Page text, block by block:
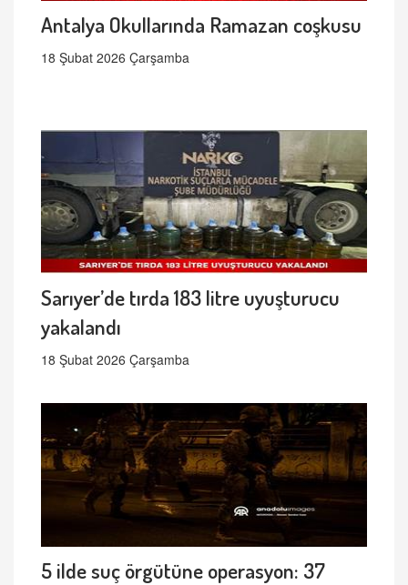
Antalya Okullarında Ramazan coşkusu
18 Şubat 2026 Çarşamba
Sarıyer’de tırda 183 litre uyuşturucu
yakalandı
18 Şubat 2026 Çarşamba
5 ilde suç örgütüne operasyon: 37